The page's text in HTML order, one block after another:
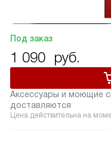
Под заказ
1 090 руб.
Аксессуары и моющие
доставляются
Цена действительна на